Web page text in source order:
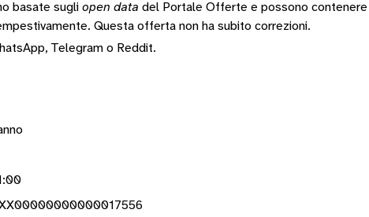
basate sugli open data del Portale Offerte e possono contenere
Questa offerta non ha subito correzioni.
, Telegram o Reddit.